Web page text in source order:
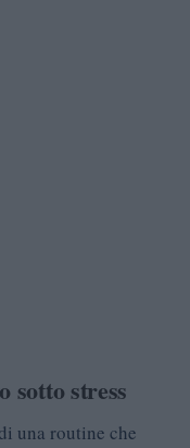
sotto stress
una routine che